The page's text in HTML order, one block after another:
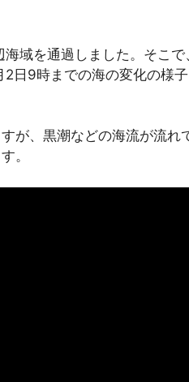
域を通過しました。そこで
日9時までの海の変化の様
が、黒潮などの海流が流れ
。